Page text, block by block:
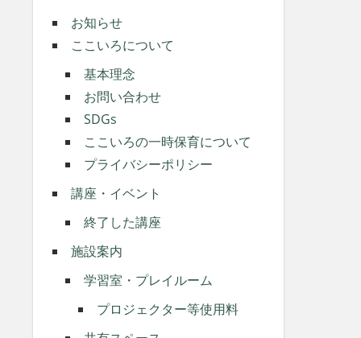
お知らせ
ここいろについて
基本理念
お問い合わせ
SDGs
ここいろの一時保育について
プライバシーポリシー
講座・イベント
終了した講座
施設案内
学習室・プレイルーム
プロジェクター等使用料